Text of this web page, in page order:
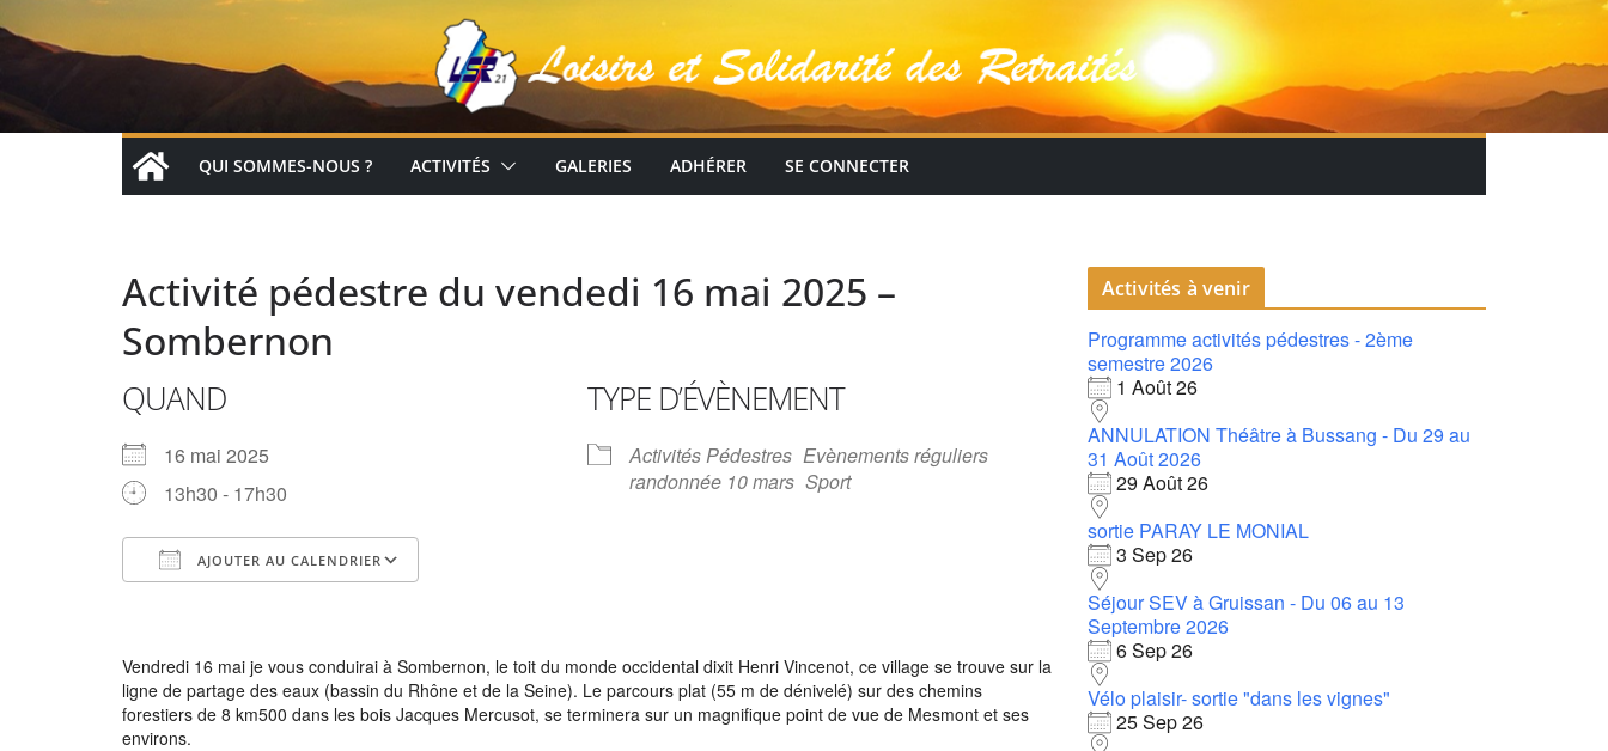
QUI SOMMES-NOUS ? ACTIVITÉS GALERIES ADHÉRER SE CONNECTER
Activité pédestre du vendedi 16 mai 2025 –
Sombernon
QUAND
16 mai 2025
13h30 - 17h30
AJOUTER AU CALENDRIER
Outlook Live
TYPE D’ÉVÈNEMENT
Activités Pédestres Evènements réguliers
randonnée 10 mars Sport
Vendredi 16 mai je vous conduirai à Sombernon, le toit du monde occidental dixit Henri Vincenot, ce village se trouve sur la
ligne de partage des eaux (bassin du Rhône et de la Seine). Le parcours plat (55 m de dénivelé) sur des chemins
forestiers de 8 km500 dans les bois Jacques Mercusot, se terminera sur un magnifique point de vue de Mesmont et ses
environs.
Activités à venir
Programme activités pédestres - 2ème
semestre 2026
1 Août 26
ANNULATION Théâtre à Bussang - Du 29 au
31 Août 2026
29 Août 26
sortie PARAY LE MONIAL
3 Sep 26
Séjour SEV à Gruissan - Du 06 au 13
Septembre 2026
6 Sep 26
Vélo plaisir- sortie "dans les vignes"
25 Sep 26